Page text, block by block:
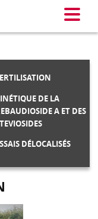
Menu
DE LA
A ET DES
DÉLOCALISÉS